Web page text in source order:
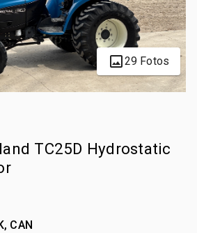
29 Fotos
TC25D Hydrostatic
CAN